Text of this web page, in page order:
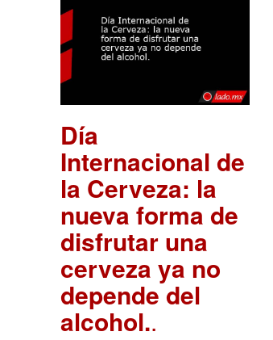
Día
Internacional de
la Cerveza: la
nueva forma de
disfrutar una
cerveza ya no
depende del
alcohol..